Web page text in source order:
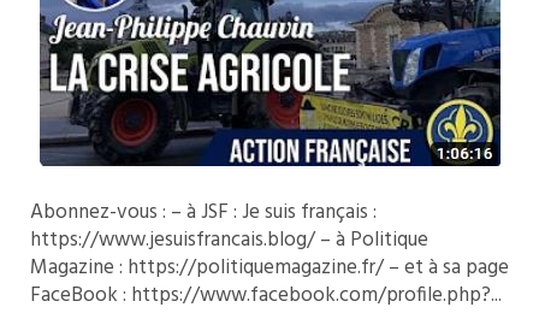
Abonnez-vous : – à JSF : Je suis français :
https://www.jesuisfrancais.blog/– à Politique
Magazine : https://politiquemagazine.fr/– et à sa page
FaceBook : https://www.facebook.com/profile.php?...